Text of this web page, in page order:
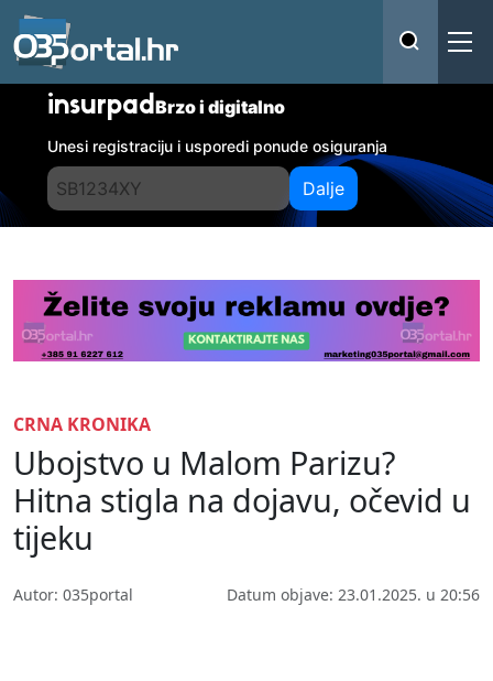
insurpadBrzo i digitalno
Unesi registraciju i usporedi ponude osiguranja
Dalje
CRNA KRONIKA
Ubojstvo u Malom Parizu?
Hitna stigla na dojavu, očevid u
tijeku
Autor: 035portal Datum objave: 23.01.2025. u 20:56